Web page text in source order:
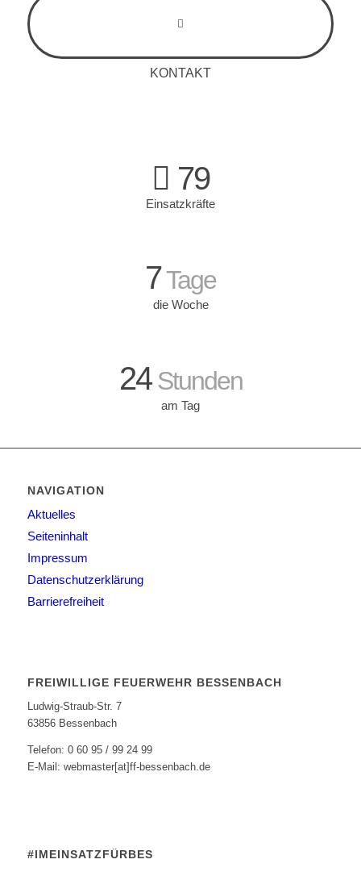
KONTAKT
79
Einsatzkräfte
7Tage
die Woche
24Stunden
am Tag
NAVIGATION
Aktuelles
Seiteninhalt
Impressum
Datenschutzerklärung
Barrierefreiheit
FREIWILLIGE FEUERWEHR BESSENBACH
Ludwig-Straub-Str. 7
63856 Bessenbach
Telefon: 0 60 95 / 99 24 99
E-Mail: webmaster[at]ff-bessenbach.de
#IMEINSATZFÜRBES